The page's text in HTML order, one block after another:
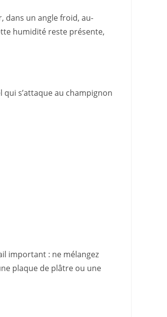
dans un angle froid, au-
humidité reste présente,
qui s’attaque au champignon
important : ne mélangez
plaque de plâtre ou une